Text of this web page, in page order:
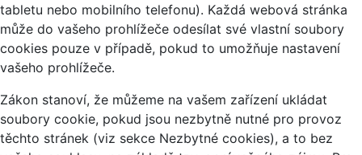
tabletu nebo mobilního telefonu). Každá webová stránka
může do vašeho prohlížeče odesílat své vlastní soubory
cookies pouze v případě, pokud to umožňuje nastavení
vašeho prohlížeče.
Zákon stanoví, že můžeme na vašem zařízení ukládat
soubory cookie, pokud jsou nezbytně nutné pro provoz
těchto stránek (viz sekce Nezbytné cookies), a to bez